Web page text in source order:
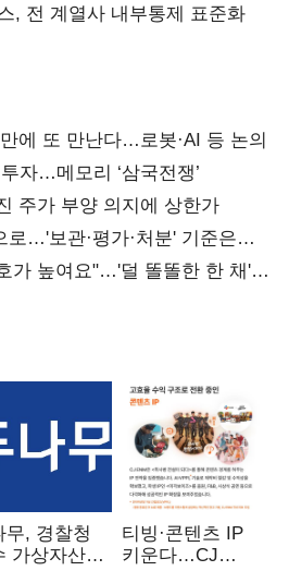
, 전 계열사 내부통제 표준화
에 또 만난다…로봇·AI 등 논의
자…메모리 ‘삼국전쟁’
주가 부양 의지에 상한가
로…'보관·평가·처분' 기준은
가 높여요"…'덜 똘똘한 한 채'
무, 경찰청
가상자산
티빙·콘텐츠 IP
키운다…CJ